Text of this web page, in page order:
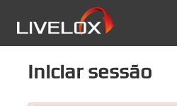
Iniciar sessão